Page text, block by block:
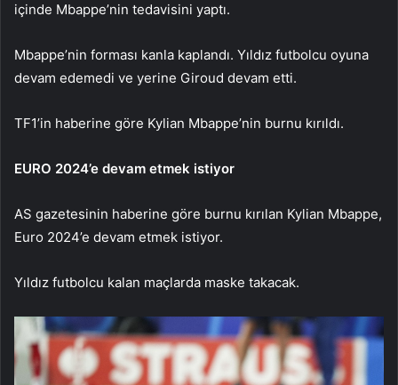
içinde Mbappe’nin tedavisini yaptı.
Mbappe’nin forması kanla kaplandı. Yıldız futbolcu oyuna
devam edemedi ve yerine Giroud devam etti.
TF1’in haberine göre Kylian Mbappe’nin burnu kırıldı.
EURO 2024’e devam etmek istiyor
AS gazetesinin haberine göre burnu kırılan Kylian Mbappe,
Euro 2024’e devam etmek istiyor.
Yıldız futbolcu kalan maçlarda maske takacak.